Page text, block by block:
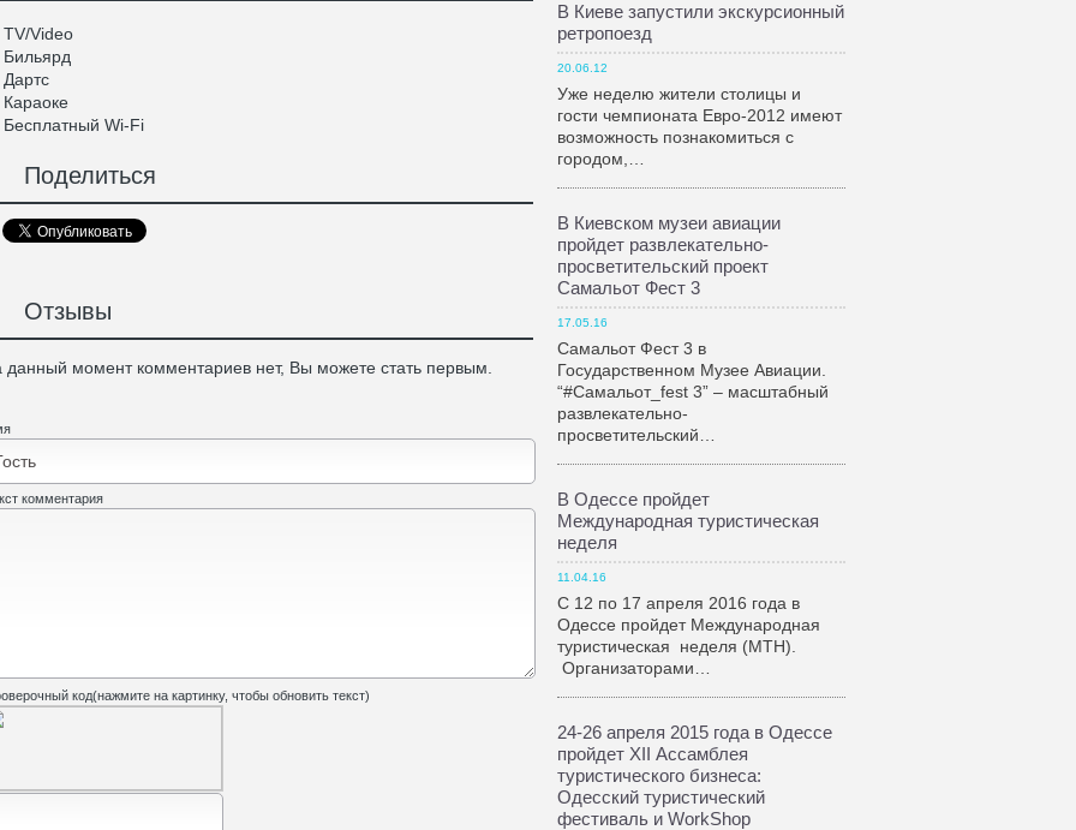
TV/Video
Бильярд
Дартс
Караоке
Бесплатный Wi-Fi
Поделиться
Отзывы
данный момент комментариев нет, Вы можете стать первым.
комментария
код(нажмите на картинку, чтобы обновить текст)
В Киеве запустили экскурсионный
ретропоезд
20.06.12
Уже неделю жители столицы и
гости чемпионата Евро-2012 имеют
возможность познакомиться с
городом,…
В Киевском музеи авиации
пройдет развлекательно-
просветительский проект
Самальот Фест 3
17.05.16
Самальот Фест 3 в
Государственном Музее Авиации.
“#Самальот_fest 3” – масштабный
развлекательно-
просветительский…
В Одессе пройдет
Международная туристическая
неделя
11.04.16
С 12 по 17 апреля 2016 года в
Одессе пройдет Международная
туристическая неделя (МТН).
Организаторами…
24-26 апреля 2015 года в Одессе
пройдет XII Ассамблея
туристического бизнеса:
Одесский туристический
фестиваль и WorkShop